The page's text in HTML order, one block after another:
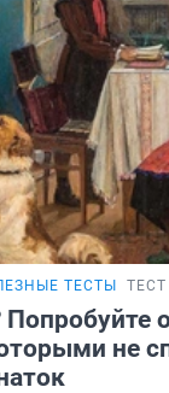
ТЕСТЫ ТЕСТ
не